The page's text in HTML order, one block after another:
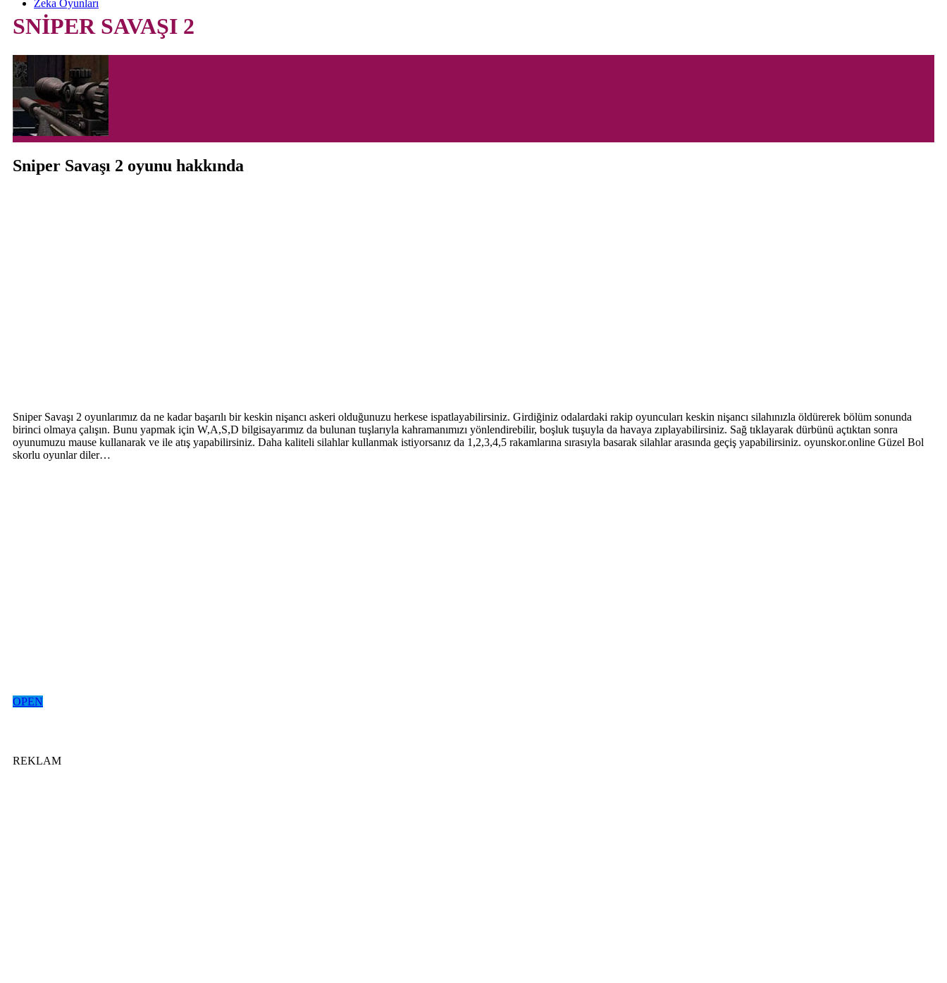
Zeka Oyunları
SNİPER SAVAŞI 2
Sniper Savaşı 2 oyunu hakkında
Sniper Savaşı 2 oyunlarımız da ne kadar başarılı bir keskin nişancı askeri olduğunuzu herkese ispatlayabilirsiniz. Girdiğiniz odalardaki rakip oyuncuları keskin nişancı silahınızla öldürerek bölüm sonunda
birinci olmaya çalışın. Bunu yapmak için W,A,S,D bilgisayarımız da bulunan tuşlarıyla kahramanımızı yönlendirebilir, boşluk tuşuyla da havaya zıplayabilirsiniz. Sağ tıklayarak dürbünü açtıktan sonra
oyunumuzu mause kullanarak ve ile atış yapabilirsiniz. Daha kaliteli silahlar kullanmak istiyorsanız da 1,2,3,4,5 rakamlarına sırasıyla basarak silahlar arasında geçiş yapabilirsiniz. oyunskor.online Güzel Bol
skorlu oyunlar diler…
OPEN
REKLAM